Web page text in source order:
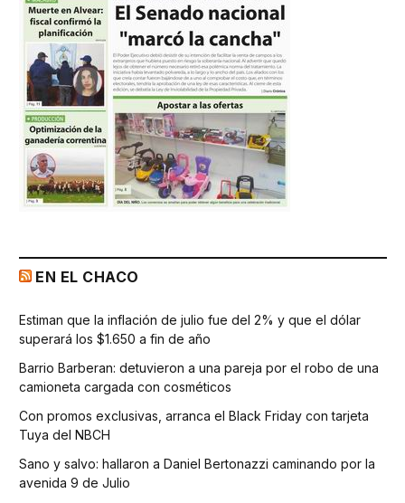
EN EL CHACO
Estiman que la inflación de julio fue del 2% y que el dólar
superará los $1.650 a fin de año
Barrio Barberan: detuvieron a una pareja por el robo de una
camioneta cargada con cosméticos
Con promos exclusivas, arranca el Black Friday con tarjeta
Tuya del NBCH
Sano y salvo: hallaron a Daniel Bertonazzi caminando por la
avenida 9 de Julio